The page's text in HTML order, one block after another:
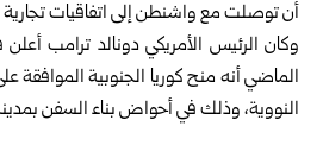
أن توصلت مع واشنطن إلى اتفاقيات
الماضي أنه منح كوريا الجنوبية الموافقة
النووية، وذلك في أحواض بناء السفن بمدينة